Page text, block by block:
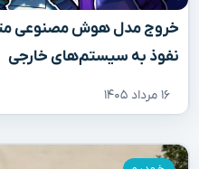
خروج مدل هوش مصنوعی
نفوذ به سیستم‌های خارجی
۱۶ مرداد ۱۴۰۵